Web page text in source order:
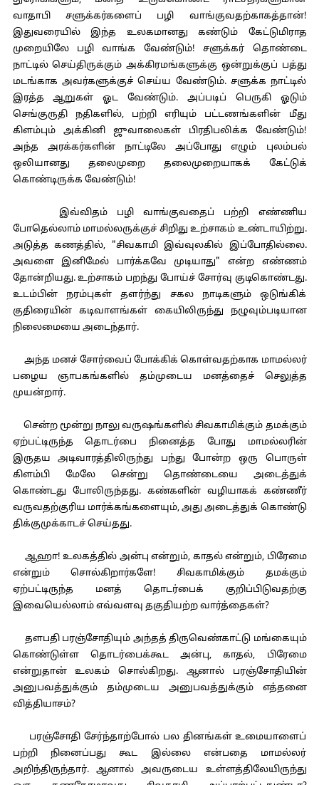
வாதாபி சளுக்கர்களைப் பழி வாங்குவதற்காகத்தான்!
இதுவரையில் இந்த உலகமானது கண்டும் கேட்டுமிராத
முறையிலே பழி வாங்க வேண்டும்! சளுக்கர் தொண்டை
நாட்டில் செய்திருக்கும் அக்கிரமங்களுக்கு ஒன்றுக்குப் பத்து
மடங்காக அவர்களுக்குச் செய்ய வேண்டும். சளுக்க நாட்டில்
இரத்த ஆறுகள் ஓட வேண்டும். அப்படிப் பெருகி ஓடும்
செங்குருதி நதிகளில், பற்றி எரியும் பட்டணங்களின் மீது
கிளம்பும் அக்கினி ஜுவாலைகள் பிரதிபலிக்க வேண்டும்!
அந்த அரக்கர்களின் நாட்டிலே அப்போது எழும் புலம்பல்
ஒலியானது தலைமுறை தலைமுறையாகக் கேட்டுக்
கொண்டிருக்க வேண்டும்!
இவ்விதம் பழி வாங்குவதைப் பற்றி எண்ணிய
போதெல்லாம் மாமல்லருக்குச் சிறிது உற்சாகம் உண்டாயிற்று.
அடுத்த கணத்தில், "சிவகாமி இவ்வுலகில் இப்போதில்லை.
அவளை இனிமேல் பார்க்கவே முடியாது" என்ற எண்ணம்
தோன்றியது. உற்சாகம் பறந்து போய்ச் சோர்வு குடிகொண்டது.
உடம்பின் நரம்புகள் தளர்ந்து சகல நாடிகளும் ஒடுங்கிக்
குதிரையின் கடிவாளங்கள் கையிலிருந்து நழுவும்படியான
நிலைமையை அடைந்தார்.
அந்த மனச் சோர்வைப் போக்கிக் கொள்வதற்காக மாமல்லர்
பழைய ஞாபகங்களில் தம்முடைய மனத்தைச் செலுத்த
முயன்றார்.
சென்ற மூன்று நாலு வருஷங்களில் சிவகாமிக்கும் தமக்கும்
ஏற்பட்டிருந்த தொடர்பை நினைத்த போது மாமல்லரின்
இருதய அடிவாரத்திலிருந்து பந்து போன்ற ஒரு பொருள்
கிளம்பி மேலே சென்று தொண்டையை அடைத்துக்
கொண்டது போலிருந்தது. கண்களின் வழியாகக் கண்ணீர்
வருவதற்குரிய மார்க்கங்களையும், அது அடைத்துக் கொண்டு
திக்குமுக்காடச் செய்தது.
ஆஹா! உலகத்தில் அன்பு என்றும், காதல் என்றும், பிரேமை
என்றும் சொல்கிறார்களே! சிவகாமிக்கும் தமக்கும்
ஏற்பட்டிருந்த மனத் தொடர்பைக் குறிப்பிடுவதற்கு
இவையெல்லாம் எவ்வளவு தகுதியற்ற வார்த்தைகள்?
தளபதி பரஞ்சோதியும் அந்தத் திருவெண்காட்டு மங்கையும்
கொண்டுள்ள தொடர்பைக்கூட அன்பு, காதல், பிரேமை
என்றுதான் உலகம் சொல்கிறது. ஆனால் பரஞ்சோதியின்
அனுபவத்துக்கும் தம்முடைய அனுபவத்துக்கும் எத்தனை
வித்தியாசம்?
பரஞ்சோதி சேர்ந்தாற்போல் பல தினங்கள் உமையாளைப்
பற்றி நினைப்பது கூட இல்லை என்பதை மாமல்லர்
அறிந்திருந்தார். ஆனால் அவருடைய உள்ளத்திலேயிருந்து